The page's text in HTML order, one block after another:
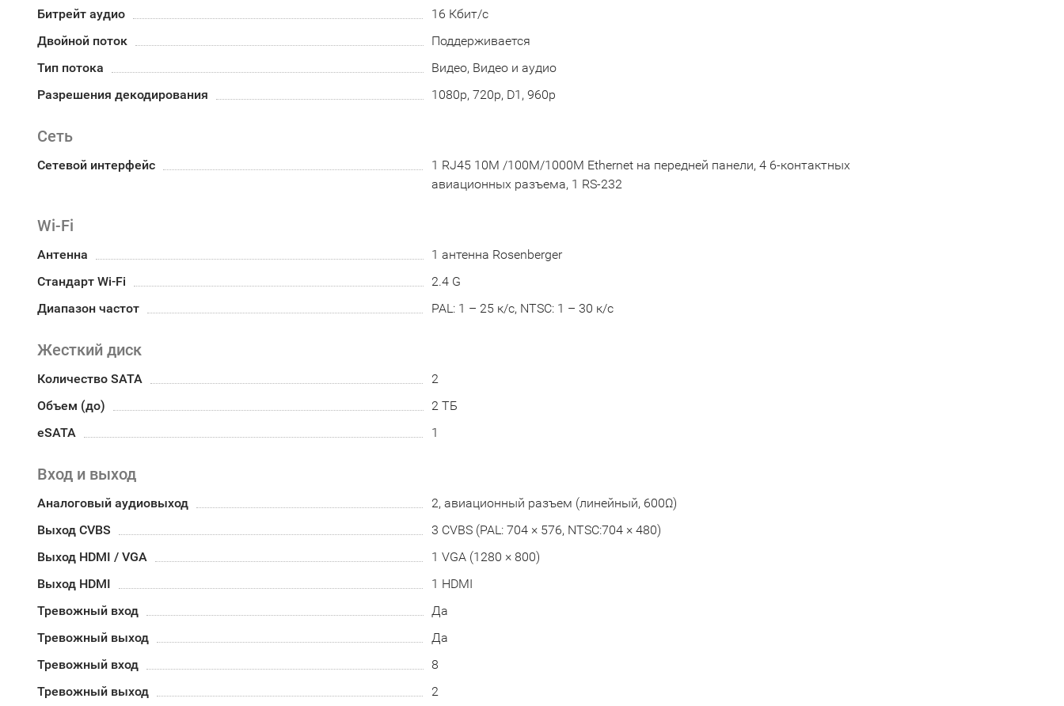
Битрейт аудио
16 Кбит/с
Двойной поток
Поддерживается
Тип потока
Видео, Видео и аудио
Разрешения декодирования
1080p, 720p, D1, 960p
Сеть
Сетевой интерфейс
1 RJ45 10M /100M/1000M Ethernet на передней панели, 4 6-контактных
авиационных разъема, 1 RS-232
Wi-Fi
Антенна
1 антенна Rosenberger
Стандарт Wi-Fi
2.4 G
Диапазон частот
PAL: 1 – 25 к/с, NTSC: 1 – 30 к/с
Жесткий диск
Количество SATA
2
Объем (до)
2 ТБ
eSATA
1
Вход и выход
Аналоговый аудиовыход
2, авиационный разъем (линейный, 600Ω)
Выход CVBS
3 CVBS (PAL: 704 × 576, NTSC:704 × 480)
Выход HDMI / VGA
1 VGA (1280 × 800)
Выход HDMI
1 HDMI
Тревожный вход
Да
Тревожный выход
Да
Тревожный вход
8
Тревожный выход
2